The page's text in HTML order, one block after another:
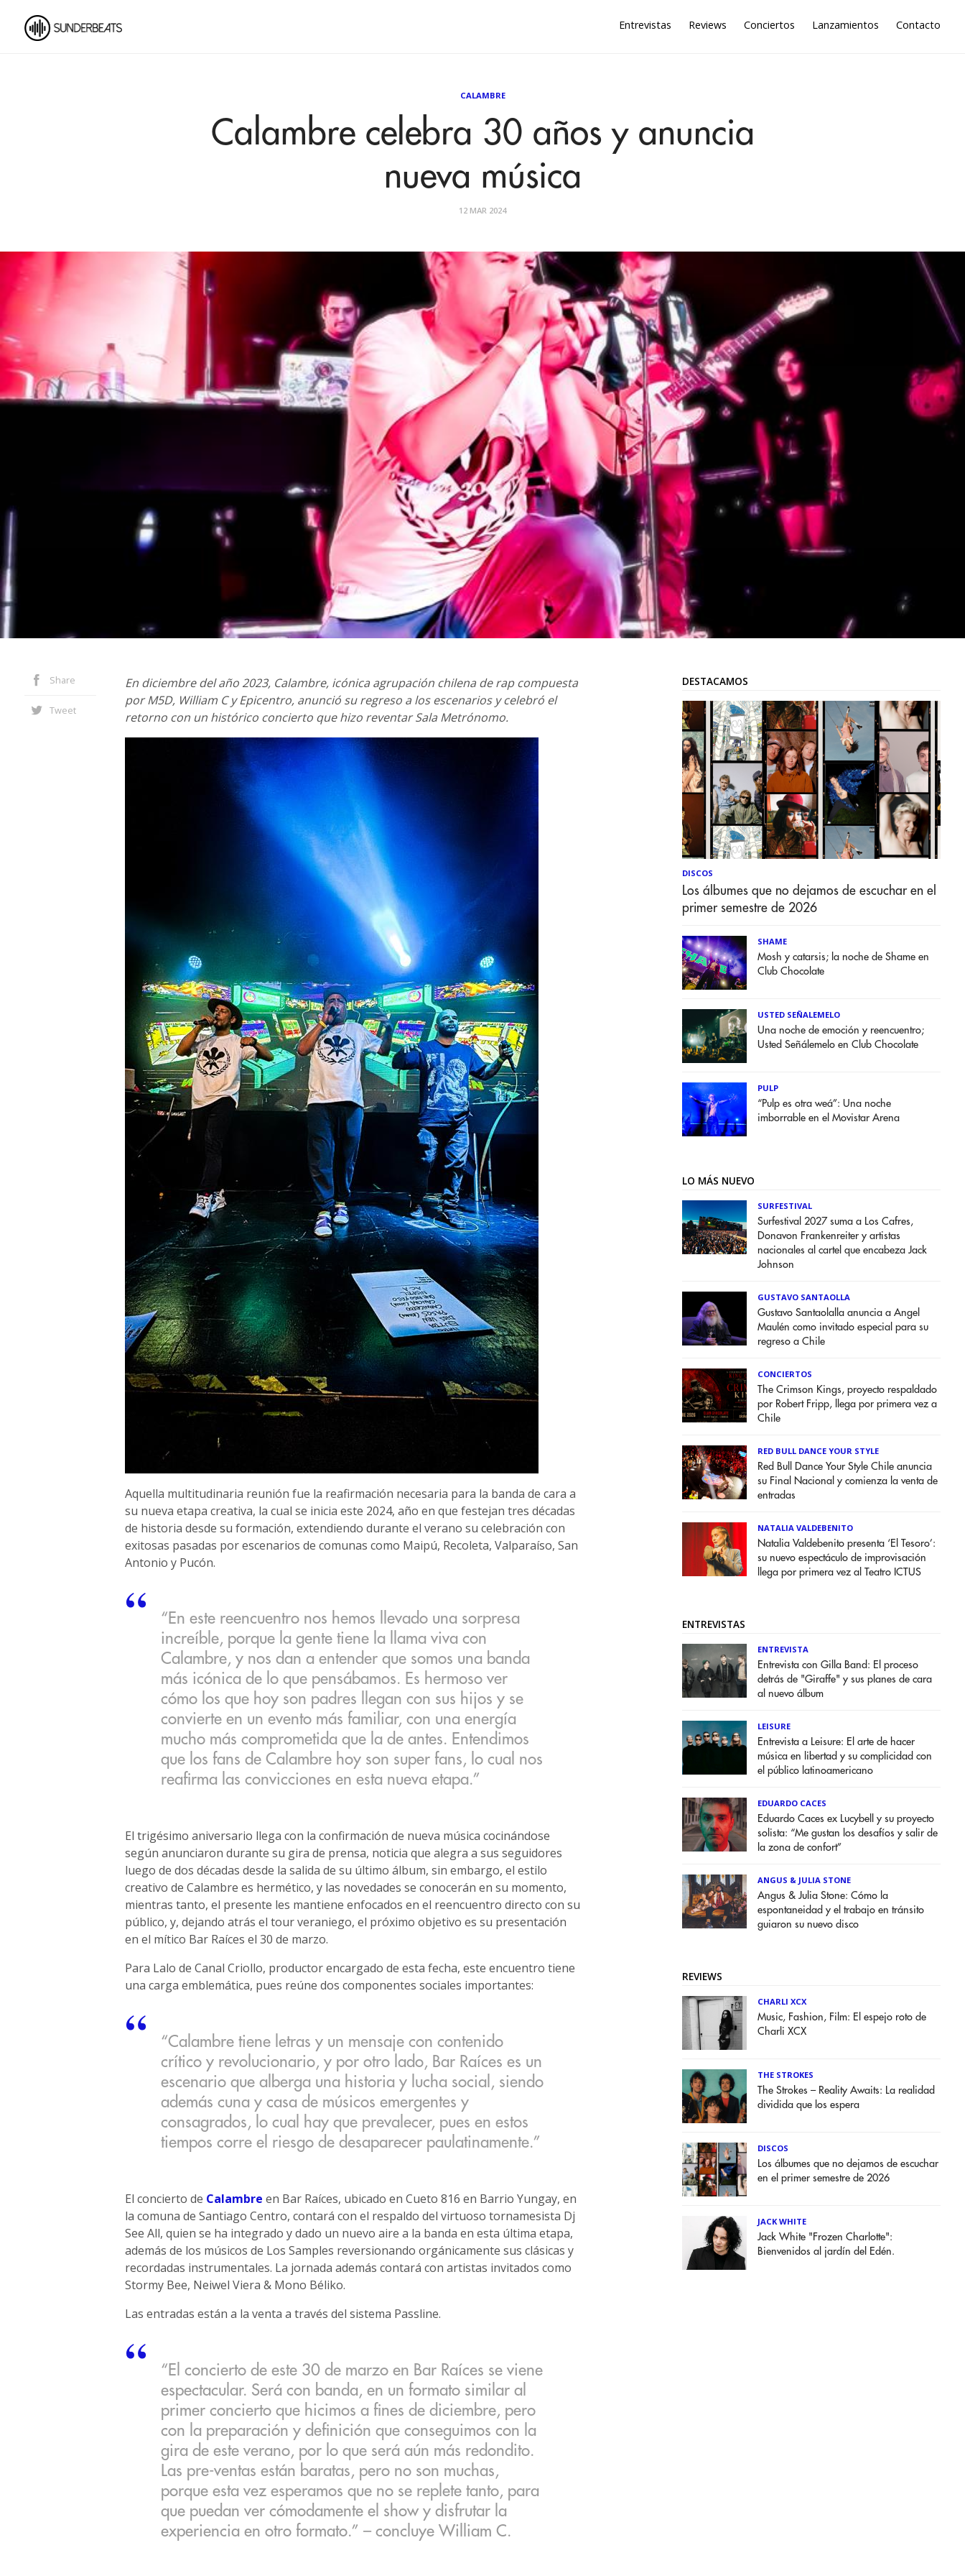
Entrevistas Reviews Conciertos Lanzamientos Contacto
CALAMBRE
Calambre celebra 30 años y anuncia
nueva música
12 MAR 2024
Share
Tweet
En diciembre del año 2023, Calambre, icónica agrupación chilena de rap compuesta
por M5D, William C y Epicentro, anunció su regreso a los escenarios y celebró el
retorno con un histórico concierto que hizo reventar Sala Metrónomo.
Aquella multitudinaria reunión fue la reafirmación necesaria para la banda de cara a
su nueva etapa creativa, la cual se inicia este 2024, año en que festejan tres décadas
de historia desde su formación, extendiendo durante el verano su celebración con
exitosas pasadas por escenarios de comunas como Maipú, Recoleta, Valparaíso, San
Antonio y Pucón.
“En este reencuentro nos hemos llevado una sorpresa
increíble, porque la gente tiene la llama viva con
Calambre, y nos dan a entender que somos una banda
más icónica de lo que pensábamos. Es hermoso ver
cómo los que hoy son padres llegan con sus hijos y se
convierte en un evento más familiar, con una energía
mucho más comprometida que la de antes. Entendimos
que los fans de Calambre hoy son super fans, lo cual nos
reafirma las convicciones en esta nueva etapa.”
El trigésimo aniversario llega con la confirmación de nueva música cocinándose
según anunciaron durante su gira de prensa, noticia que alegra a sus seguidores
luego de dos décadas desde la salida de su último álbum, sin embargo, el estilo
creativo de Calambre es hermético, y las novedades se conocerán en su momento,
mientras tanto, el presente les mantiene enfocados en el reencuentro directo con su
público, y, dejando atrás el tour veraniego, el próximo objetivo es su presentación
en el mítico Bar Raíces el 30 de marzo.
Para Lalo de Canal Criollo, productor encargado de esta fecha, este encuentro tiene
una carga emblemática, pues reúne dos componentes sociales importantes:
“Calambre tiene letras y un mensaje con contenido
crítico y revolucionario, y por otro lado, Bar Raíces es un
escenario que alberga una historia y lucha social, siendo
además cuna y casa de músicos emergentes y
consagrados, lo cual hay que prevalecer, pues en estos
tiempos corre el riesgo de desaparecer paulatinamente.”
El concierto de Calambre en Bar Raíces, ubicado en Cueto 816 en Barrio Yungay, en
la comuna de Santiago Centro, contará con el respaldo del virtuoso tornamesista Dj
See All, quien se ha integrado y dado un nuevo aire a la banda en esta última etapa,
además de los músicos de Los Samples reversionando orgánicamente sus clásicas y
recordadas instrumentales. La jornada además contará con artistas invitados como
Stormy Bee, Neiwel Viera & Mono Béliko.
Las entradas están a la venta a través del sistema Passline.
“El concierto de este 30 de marzo en Bar Raíces se viene
espectacular. Será con banda, en un formato similar al
primer concierto que hicimos a fines de diciembre, pero
con la preparación y definición que conseguimos con la
gira de este verano, por lo que será aún más redondito.
Las pre-ventas están baratas, pero no son muchas,
porque esta vez esperamos que no se replete tanto, para
que puedan ver cómodamente el show y disfrutar la
experiencia en otro formato.” – concluye William C.
DESTACAMOS
DISCOS
Los álbumes que no dejamos de escuchar en el
primer semestre de 2026
SHAME
Mosh y catarsis; la noche de Shame en
Club Chocolate
USTED SEÑALEMELO
Una noche de emoción y reencuentro;
Usted Señálemelo en Club Chocolate
PULP
“Pulp es otra weá”: Una noche
imborrable en el Movistar Arena
LO MÁS NUEVO
SURFESTIVAL
Surfestival 2027 suma a Los Cafres,
Donavon Frankenreiter y artistas
nacionales al cartel que encabeza Jack
Johnson
GUSTAVO SANTAOLLA
Gustavo Santaolalla anuncia a Angel
Maulén como invitado especial para su
regreso a Chile
CONCIERTOS
The Crimson Kings, proyecto respaldado
por Robert Fripp, llega por primera vez a
Chile
RED BULL DANCE YOUR STYLE
Red Bull Dance Your Style Chile anuncia
su Final Nacional y comienza la venta de
entradas
NATALIA VALDEBENITO
Natalia Valdebenito presenta ‘El Tesoro’:
su nuevo espectáculo de improvisación
llega por primera vez al Teatro ICTUS
ENTREVISTAS
ENTREVISTA
Entrevista con Gilla Band: El proceso
detrás de "Giraffe" y sus planes de cara
al nuevo álbum
LEISURE
Entrevista a Leisure: El arte de hacer
música en libertad y su complicidad con
el público latinoamericano
EDUARDO CACES
Eduardo Caces ex Lucybell y su proyecto
solista: “Me gustan los desafíos y salir de
la zona de confort”
ANGUS & JULIA STONE
Angus & Julia Stone: Cómo la
espontaneidad y el trabajo en tránsito
guiaron su nuevo disco
REVIEWS
CHARLI XCX
Music, Fashion, Film: El espejo roto de
Charli XCX
THE STROKES
The Strokes – Reality Awaits: La realidad
dividida que los espera
DISCOS
Los álbumes que no dejamos de escuchar
en el primer semestre de 2026
JACK WHITE
Jack White "Frozen Charlotte":
Bienvenidos al jardín del Edén.